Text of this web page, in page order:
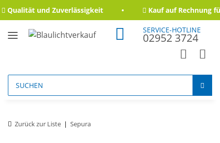
Qualität und Zuverlässigkeit Kauf auf Rechnung
SERVICE-HOTLINE
02952 3724
Zurück zur Liste Sepura